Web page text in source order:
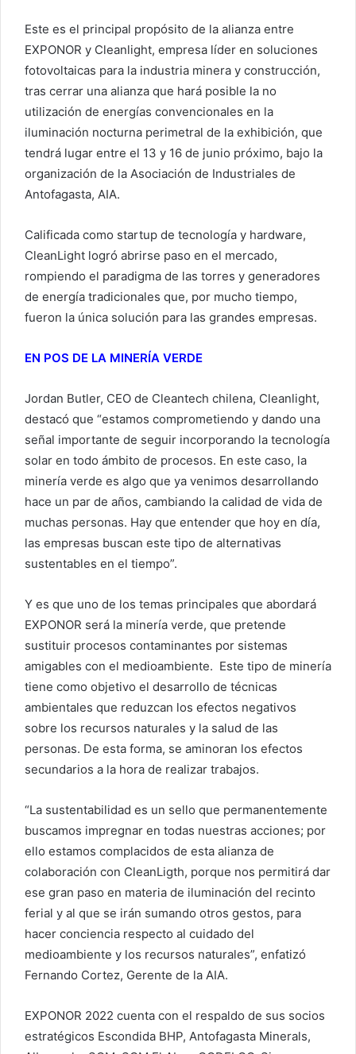
Este es el principal propósito de la alianza entre
EXPONOR y Cleanlight, empresa líder en soluciones
fotovoltaicas para la industria minera y construcción,
tras cerrar una alianza que hará posible la no
utilización de energías convencionales en la
iluminación nocturna perimetral de la exhibición, que
tendrá lugar entre el 13 y 16 de junio próximo, bajo la
organización de la Asociación de Industriales de
Antofagasta, AIA.
Calificada como startup de tecnología y hardware,
CleanLight logró abrirse paso en el mercado,
rompiendo el paradigma de las torres y generadores
de energía tradicionales que, por mucho tiempo,
fueron la única solución para las grandes empresas.
EN POS DE LA MINERÍA VERDE
Jordan Butler, CEO de Cleantech chilena, Cleanlight,
destacó que “estamos comprometiendo y dando una
señal importante de seguir incorporando la tecnología
solar en todo ámbito de procesos. En este caso, la
minería verde es algo que ya venimos desarrollando
hace un par de años, cambiando la calidad de vida de
muchas personas. Hay que entender que hoy en día,
las empresas buscan este tipo de alternativas
sustentables en el tiempo”.
Y es que uno de los temas principales que abordará
EXPONOR será la minería verde, que pretende
sustituir procesos contaminantes por sistemas
amigables con el medioambiente. Este tipo de minería
tiene como objetivo el desarrollo de técnicas
ambientales que reduzcan los efectos negativos
sobre los recursos naturales y la salud de las
personas. De esta forma, se aminoran los efectos
secundarios a la hora de realizar trabajos.
“La sustentabilidad es un sello que permanentemente
buscamos impregnar en todas nuestras acciones; por
ello estamos complacidos de esta alianza de
colaboración con CleanLigth, porque nos permitirá dar
ese gran paso en materia de iluminación del recinto
ferial y al que se irán sumando otros gestos, para
hacer conciencia respecto al cuidado del
medioambiente y los recursos naturales”, enfatizó
Fernando Cortez, Gerente de la AIA.
EXPONOR 2022 cuenta con el respaldo de sus socios
estratégicos Escondida BHP, Antofagasta Minerals,